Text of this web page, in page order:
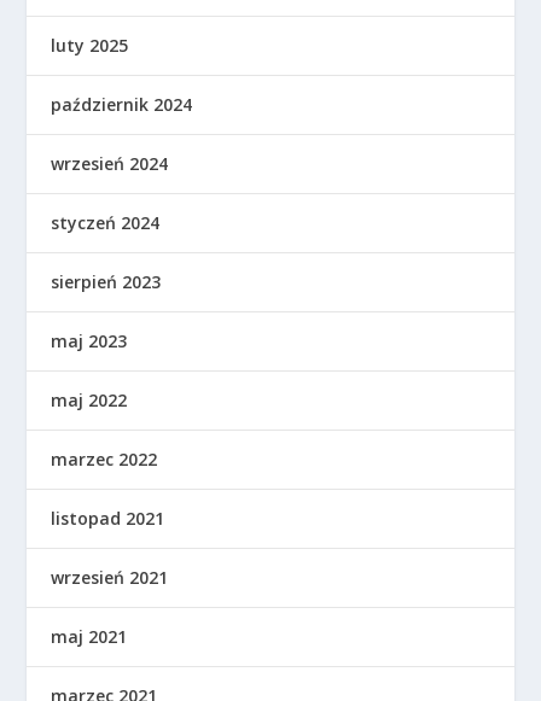
luty 2025
październik 2024
wrzesień 2024
styczeń 2024
sierpień 2023
maj 2023
maj 2022
marzec 2022
listopad 2021
wrzesień 2021
maj 2021
marzec 2021